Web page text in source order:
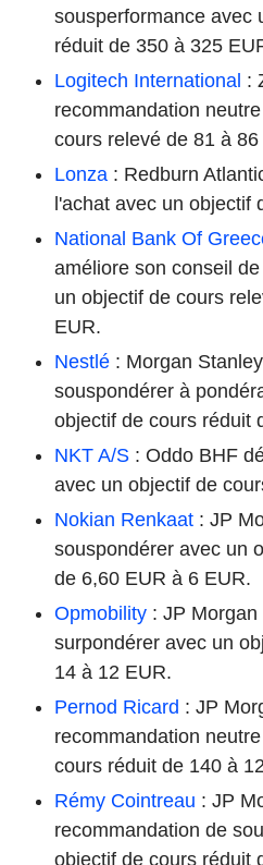
sousperformance avec
réduit de 350 à 325
Logitech International :
recommandation
cours relevé de 81 à 86
Lonza : Redburn
l'achat avec un objectif
National Bank Of
améliore son conseil
un objectif de cours
EUR.
Nestlé : Morgan
souspondérer à
objectif de cours réduit
NKT A/S : Oddo BHF
avec un objectif de
Nokian Renkaat : JP
souspondérer avec un
de 6,60 EUR à 6 EUR.
Opmobility : JP
surpondérer avec un
14 à 12 EUR.
Pernod Ricard : JP
recommandation
cours réduit de 140 à
Rémy Cointreau : JP
recommandation de
objectif de cours réduit